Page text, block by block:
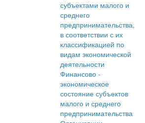
субъектами малого и
среднего
предпринимательства,
в соответствии с их
классификацией по
видам экономической
деятельности
Финансово -
экономическое
состояние субъектов
малого и среднего
предпринимательства